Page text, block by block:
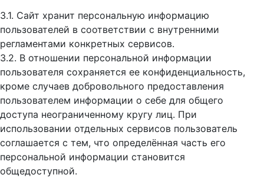
3.1. Сайт хранит персональную информацию
пользователей в соответствии с внутренними
регламентами конкретных сервисов.
3.2. В отношении персональной информации
пользователя сохраняется ее конфиденциальность,
кроме случаев добровольного предоставления
пользователем информации о себе для общего
доступа неограниченному кругу лиц. При
использовании отдельных сервисов пользователь
соглашается с тем, что определённая часть его
персональной информации становится
общедоступной.